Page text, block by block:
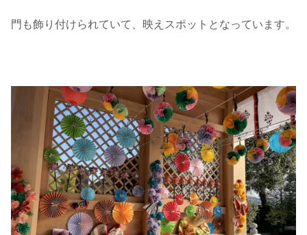
門も飾り付けられていて、映えスポットとなっています。